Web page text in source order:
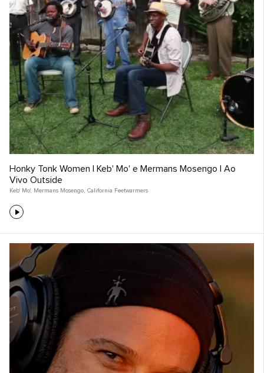
Honky Tonk Women | Keb' Mo' e Mermans Mosengo | Ao
Vivo Outside
Keb' Mo', Mermans Mosengo, California Feetwarmers